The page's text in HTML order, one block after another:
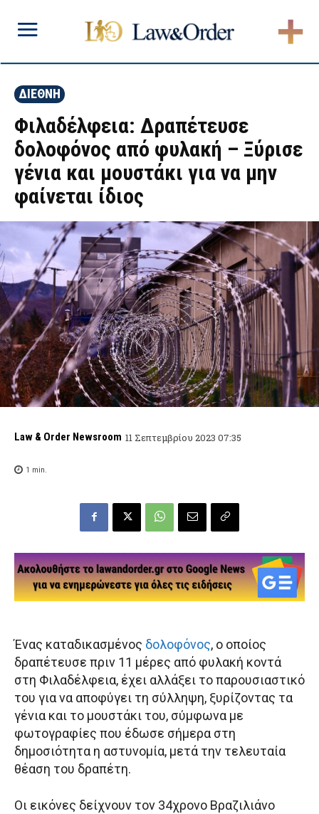
ΔΙΕΘΝΗ
Φιλαδέλφεια: Δραπέτευσε
δολοφόνος από φυλακή – Ξύρισε
γένια και μουστάκι για να μην
φαίνεται ίδιος
Law & Order Newsroom 11 Σεπτεμβρίου 2023 07:35
1 min.
Ένας καταδικασμένος δολοφόνος, ο οποίος
δραπέτευσε πριν 11 μέρες από φυλακή κοντά
στη Φιλαδέλφεια, έχει αλλάξει το παρουσιαστικό
του για να αποφύγει τη σύλληψη, ξυρίζοντας τα
γένια και το μουστάκι του, σύμφωνα με
φωτογραφίες που έδωσε σήμερα στη
δημοσιότητα η αστυνομία, μετά την τελευταία
θέαση του δραπέτη.
Οι εικόνες δείχνουν τον 34χρονο Βραζιλιάνο